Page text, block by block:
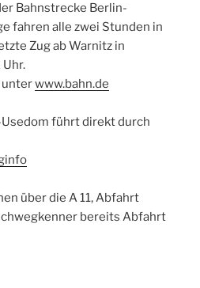
Bahnstrecke Berlin-
fahren alle zwei Stunden in
Zug ab Warnitz in
unterwww.bahn.de
führt direkt durch
über die A 11, Abfahrt
bereits Abfahrt